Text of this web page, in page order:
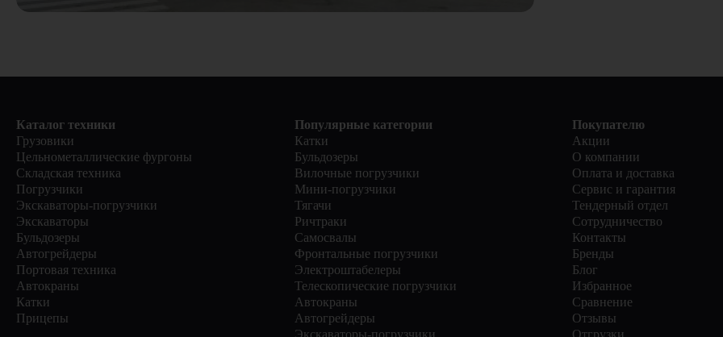
Каталог техники
Грузовики
Цельнометаллические фургоны
Складская техника
Погрузчики
Экскаваторы-погрузчики
Экскаваторы
Бульдозеры
Автогрейдеры
Портовая техника
Автокраны
Катки
Прицепы
Популярные категории
Катки
Бульдозеры
Вилочные погрузчики
Мини-погрузчики
Тягачи
Ричтраки
Самосвалы
Фронтальные погрузчики
Электроштабелеры
Телескопические погрузчики
Автокраны
Автогрейдеры
Экскаваторы-погрузчики
Покупателю
Акции
О компании
Оплата и доставка
Сервис и гарантия
Тендерный отдел
Сотрудничество
Контакты
Бренды
Блог
Избранное
Сравнение
Отзывы
Отгрузки